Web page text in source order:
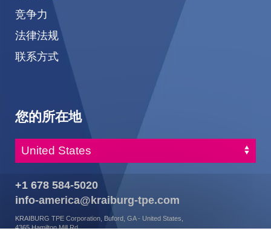
竞争力
法律法规
联系方式
您的所在地
+1 678 584-5020
info-america@kraiburg-tpe.com
KRAIBURG TPE Corporation, Buford, GA - United States,
4365 Hamilton Mill Rd.,